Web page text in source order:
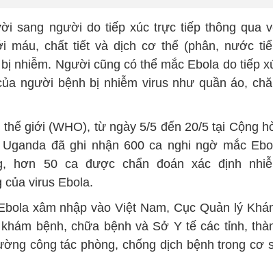
sang người do tiếp xúc trực tiếp thông qua
máu, chất tiết và dịch cơ thể (phân, nước
nhiễm. Người cũng có thể mắc Ebola do tiếp
người bệnh bị nhiễm virus như quần áo,
giới (WHO), từ ngày 5/5 đến 20/5 tại Cộng
đã ghi nhận 600 ca nghi ngờ mắc
hơn 50 ca được chẩn đoán xác định
của virus Ebola.
xâm nhập vào Việt Nam, Cục Quản lý
bệnh, chữa bệnh và Sở Y tế các tỉnh,
công tác phòng, chống dịch bệnh trong cơ